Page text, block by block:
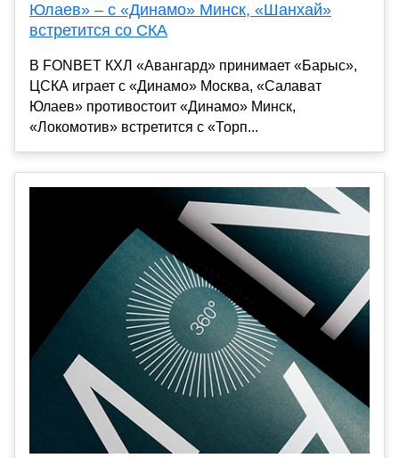
Юлаев» – с «Динамо» Минск, «Шанхай»
встретится со СКА
В FONBET КХЛ «Авангард» принимает «Барыс»,
ЦСКА играет с «Динамо» Москва, «Салават
Юлаев» противостоит «Динамо» Минск,
«Локомотив» встретится с «Торп...